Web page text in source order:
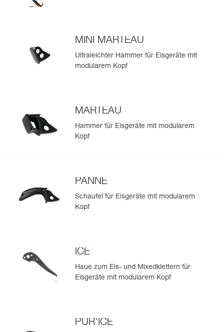
MINI MARTEAU
Ultraleichter Hammer für Eisgeräte mit
modularem Kopf
MARTEAU
Hammer für Eisgeräte mit modularem
Kopf
PANNE
Schaufel für Eisgeräte mit modularem
Kopf
ICE
Haue zum Eis- und Mixedklettern für
Eisgeräte mit modularem Kopf
PUR'ICE